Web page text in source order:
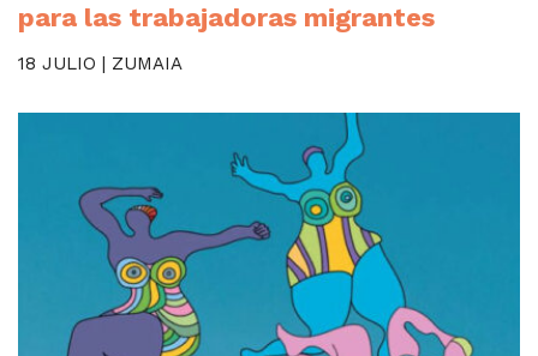
para las trabajadoras migrantes
18 JULIO | ZUMAIA